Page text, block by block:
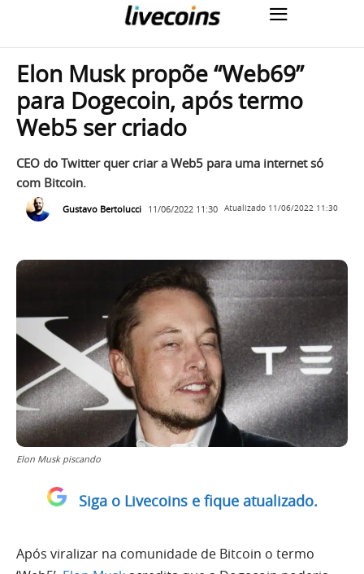
Elon Musk propõe “Web69”
para Dogecoin, após termo
Web5 ser criado
CEO do Twitter quer criar a Web5 para uma internet só
com Bitcoin.
Gustavo Bertolucci 11/06/2022 11:30 Atualizado 11/06/2022 11:30
Elon Musk piscando
Siga o Livecoins e fique atualizado.
Após viralizar na comunidade de Bitcoin o termo